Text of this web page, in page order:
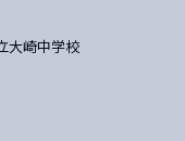
大崎中学校